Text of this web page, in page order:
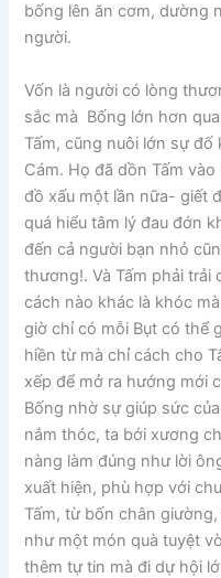
bống lên ăn cơm, dường
người.
Vốn là người có lòng
sắc mà Bống lớn hơn
Tấm, cũng nuôi lớn sự
Cám. Họ đã dồn Tấm
đồ xấu một lần nữa- giết
quá hiểu tâm lý đau đớn
đến cả người bạn nhỏ
thương!. Và Tấm phải trải
cách nào khác là khóc
giờ chỉ có mỗi Bụt có thể
hiền từ mà chỉ cách cho
xếp để mở ra hướng mới
Bống nhờ sự giúp sức
nắm thóc, ta bới xương
nàng làm đúng như lời
xuất hiện, phù hợp với
Tấm, từ bốn chân
như một món quà tuyệt
thêm tự tin mà đi dự hội